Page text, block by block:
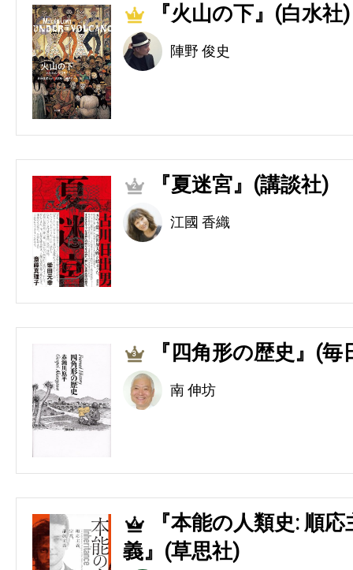
1 『火山の下』(白水社)
陣野 俊史
2 『夏迷宮』(講談社)
江國 香織
3 『四角形の歴史』(毎
南 伸坊
4
『本能の人類史: 順
義』(草思社)